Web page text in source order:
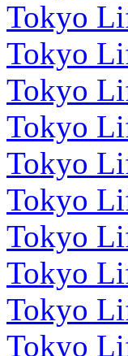
Tokyo
Tokyo
Tokyo
Tokyo
Tokyo
Tokyo
Tokyo
Tokyo
Tokyo
Tokyo